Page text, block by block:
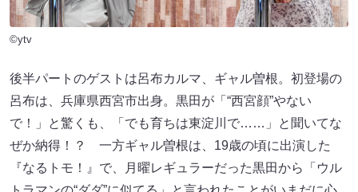
©ytv
後半パートのゲストは呂布カルマ、ギャル曽根。初登場の
呂布は、兵庫県西宮市出身。黒田が「“西宮顔”やない
で！」と驚くも、「でも育ちは東淀川で……」と聞いてな
ぜか納得！？ 一方ギャル曽根は、19歳の頃に出演した
『なるトモ！』で、月曜レギュラーだった黒田から「ウル